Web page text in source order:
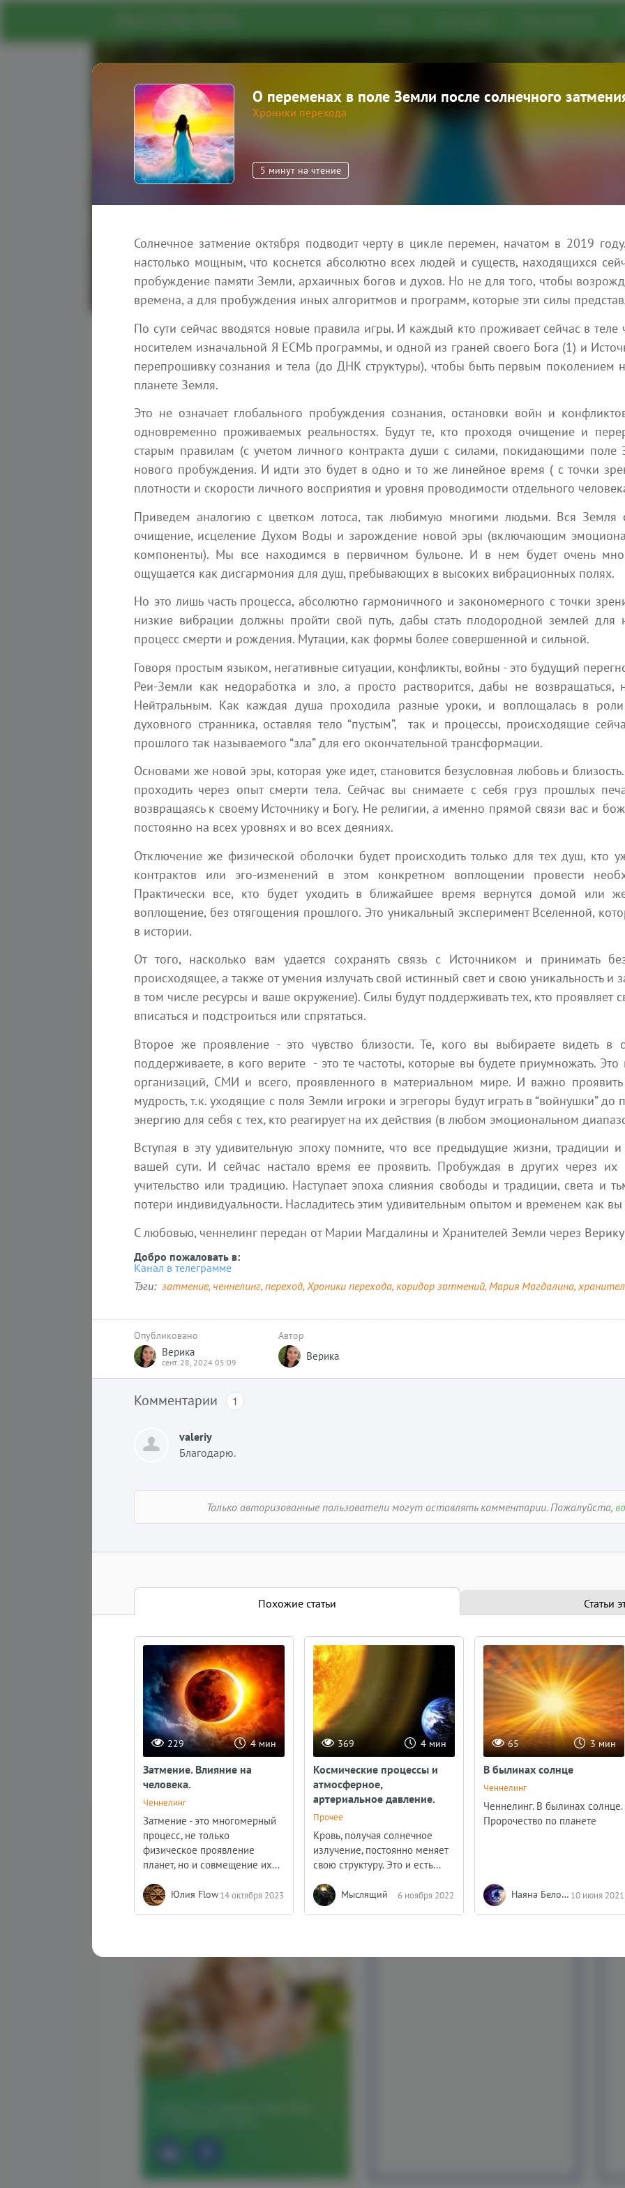
Портал духовного развития
На нашем портале вы найдете эзотерические статьи,
единомышленников, информацию о мероприятиях,
знания о духовных и энергетических практиках
Новые статьи
6 августа 2026
То, что скрыто внутри Вас, превосходит всех
мудрецов Земли
Эзотерика
StepOne 3 минуты на чтение
6 августа 2026
​Ты можешь многое
Эзотерика
Nina Sumire
6 августа 2026
Молитва о
восстановлении цепочек
передачи кармы
Эзотерика
Наяна Белосвет 2 мин
6 августа 2026
Вибрационный прогноз
от lee на август 2026
года
Эзотерика
StepOne 3 мин
6 августа 2026
Ченнелинг
kvreal
Популярные статьи
7 мин
338
Послание Арктурианской группы от
Ченнелинг
Увеличение присутствия
высокочастотной энергии является
одной из причин роста насилия и
Absolutera.ru 19 июля 2026
23 мин
302
НЕСУЩИЙ СВЕТ. Память Бога
Все причиняет все, все воздействует на
крыльев бабочки меняет движение
Cтроим Царство Богини-
Чистое Сознание -...
Мастер - класс
Пришло время для активных
действий, друзья. Никто,
кроме нас самих, на нашей...
Курс Подготовки Новых
Занятие
Люди остро нуждаются в
помощи — в настоящей
помощи, которая видит
изнутри всё, что их держит...
СТАТЬ КОНТАКТЕРОМ
гарантия открытия канала 99
%. НАБОР В АВГУСТОВСКУЮ
ГРУППУ ОБУЧЕНИЕ ОН-ЛАЙН
В УДОБНОМ ДЛЯ ВАС
ФОРМАТЕ
Посмотреть все
Абсолютера в социальных сетях
О переменах в поле Земли после солнечного
Хроники перехода
5 минут на чтение
Солнечное затмение октября подводит черту в цикле перемен, начатом в 2019
настолько мощным, что коснется абсолютно всех людей и существ, находящихся
пробуждение памяти Земли, архаичных богов и духов. Но не для того, чтобы
времена, а для пробуждения иных алгоритмов и программ, которые эти силы
По сути сейчас вводятся новые правила игры. И каждый кто проживает сейчас в теле
носителем изначальной Я ЕСМЬ программы, и одной из граней своего Бога (1) и
перепрошивку сознания и тела (до ДНК структуры), чтобы быть первым
планете Земля.
Это не означает глобального пробуждения сознания, остановки войн и
одновременно проживаемых реальностях. Будут те, кто проходя очищение и
старым правилам (с учетом личного контракта души с силами, покидающими поле
нового пробуждения. И идти это будет в одно и то же линейное время ( с точки
плотности и скорости личного восприятия и уровня проводимости отдельного
Приведем аналогию с цветком лотоса, так любимую многими людьми. Вся Земля
очищение, исцеление Духом Воды и зарождение новой эры (включающим
компоненты). Мы все находимся в первичном бульоне. И в нем будет очень
ощущается как дисгармония для душ, пребывающих в высоких вибрационных полях.
Но это лишь часть процесса, абсолютно гармоничного и закономерного с точки
низкие вибрации должны пройти свой путь, дабы стать плодородной землей для
процесс смерти и рождения. Мутации, как формы более совершенной и сильной.
Говоря простым языком, негативные ситуации, конфликты, войны - это будущий
Реи-Земли как недоработка и зло, а просто растворится, дабы не возвращаться,
Нейтральным. Как каждая душа проходила разные уроки, и воплощалась в роли
духовного странника, оставляя тело “пустым”, так и процессы, происходящие
прошлого так называемого “зла” для его окончательной трансформации.
Основами же новой эры, которая уже идет, становится безусловная любовь и
проходить через опыт смерти тела. Сейчас вы снимаете с себя груз прошлых
возвращаясь к своему Источнику и Богу. Не религии, а именно прямой связи вас и
постоянно на всех уровнях и во всех деяниях.
Отключение же физической оболочки будет происходить только для тех душ, кто
контрактов или эго-изменений в этом конкретном воплощении провести
Практически все, кто будет уходить в ближайшее время вернутся домой или
воплощение, без отягощения прошлого. Это уникальный эксперимент Вселенной,
в истории.
От того, насколько вам удается сохранять связь с Источником и принимать
происходящее, а также от умения излучать свой истинный свет и свою уникальность и
в том числе ресурсы и ваше окружение). Силы будут поддерживать тех, кто проявляет
вписаться и подстроиться или спрятаться.
Второе же проявление - это чувство близости. Те, кого вы выбираете видеть в
поддерживаете, в кого верите - это те частоты, которые вы будете приумножать. Это
организаций, СМИ и всего, проявленного в материальном мире. И важно
мудрость, т.к. уходящие с поля Земли игроки и эгрегоры будут играть в “войнушки”
энергию для себя с тех, кто реагирует на их действия (в любом эмоциональном
Вступая в эту удивительную эпоху помните, что все предыдущие жизни, традиции
вашей сути. И сейчас настало время ее проявить. Пробуждая в других через
учительство или традицию. Наступает эпоха слияния свободы и традиции, света и
потери индивидуальности. Насладитесь этим удивительным опытом и временем как
С любовью, ченнелинг передан от Марии Магдалины и Хранителей Земли через
Добро пожаловать в:
Канал в телеграмме
Тэги затмение ченнелинг переход Хроники перехода коридор затмений Мария Магдалина
Опубликовано
Верика
сент. 28, 2024 05:09
Автор
Верика
Комментарии 1
valeriy
Благодарю.
Только авторизованные пользователи могут оставлять комментарии. Пожалуйста,
Похожие статьи Статьи
4 мин
229
Затмение. Влияние на
человека.
Ченнелинг
Затмение - это многомерный
процесс, не только
физическое проявление
планет, но и совмещение их...
Юлия Flow14 октября 2023
4 мин
369
Космические процессы и
атмосферное,
артериальное давление.
Прочее
Кровь, получая солнечное
излучение, постоянно меняет
свою структуру. Это и есть...
Мыслящий 6 ноября 2022
3 мин
65
В былинах солнце
Ченнелинг
Ченнелинг. В былинах солнце.
Пророчество по планете
Наяна Белосвет 10 июня 2021